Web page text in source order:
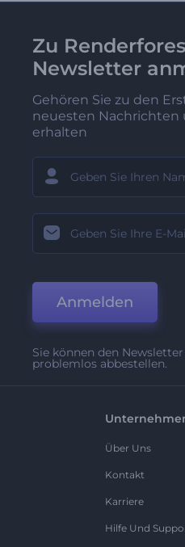
Zu
Newsletter
Gehören Sie zu den
neuesten Nachrichten
erhalten
Anmelden
Sie können den
problemlos abbestellen.
Über Uns
Kontakt
Karriere
Hilfe Und